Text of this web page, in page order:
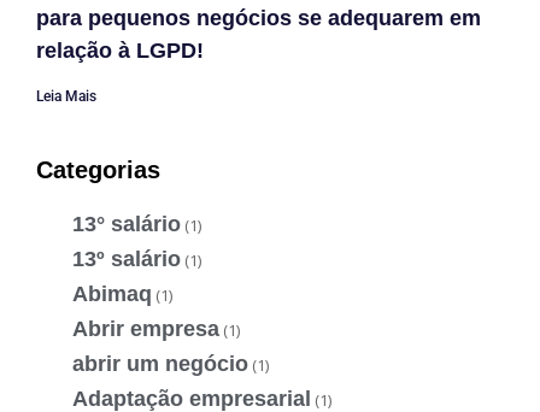
para pequenos negócios se adequarem em
relação à LGPD!
Leia Mais
Categorias
13° salário (1)
13º salário (1)
Abimaq (1)
Abrir empresa (1)
abrir um negócio (1)
Adaptação empresarial (1)